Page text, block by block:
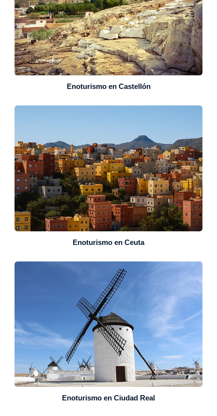
Enoturismo en Castellón
Enoturismo en Ceuta
Enoturismo en Ciudad Real